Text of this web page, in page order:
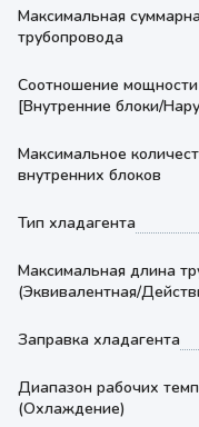
Максимальная
трубопровода
Соотношение мощности
[Внутренние блоки/
Максимальное
внутренних блоков
Тип хладагента
Максимальная длина
(Эквивалентная/
Заправка хладагента
Диапазон рабочих
(Охлаждение)